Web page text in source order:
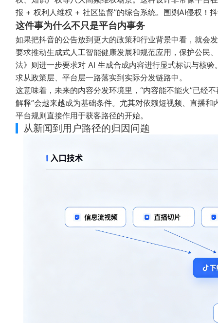
报 + 权利人维权 + 社区监督”的综合系统。 围剿AI侵权！
这件事为什么不只是平台内事务
如果把抖音的公告放到更大的政策和行业背景中看，就会
要求推动生成式人工智能健康发展和规范应用，保护公民
法》 则进一步要求对 AI 生成合成内容进行显式标识与核
求从政策层、平台层一路落实到实际分发链路中。
这意味着，未来的内容分发环境里，“内容能不能火”已经
解释”会越来越成为基础条件。尤其对依赖短视频、直播
平台规则直接作用于获客路径的开始。
从新闻到用户路径的归因问题